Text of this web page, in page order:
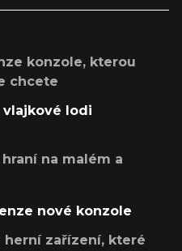
konzole, kterou
chcete
vlajkové lodi
na malém a
nové konzole
herní zařízení, které